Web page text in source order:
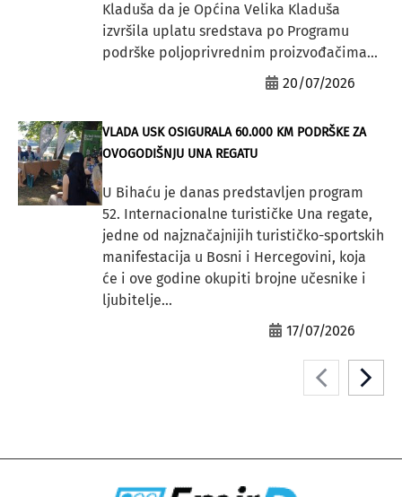
Kladuša da je Općina Velika Kladuša
izvršila uplatu sredstava po Programu
podrške poljoprivrednim proizvođačima...
20/07/2026
VLADA USK OSIGURALA 60.000 KM PODRŠKE ZA
OVOGODIŠNJU UNA REGATU
U Bihaću je danas predstavljen program
52. Internacionalne turističke Una regate,
jedne od najznačajnijih turističko-sportskih
manifestacija u Bosni i Hercegovini, koja
će i ove godine okupiti brojne učesnike i
ljubitelje...
17/07/2026